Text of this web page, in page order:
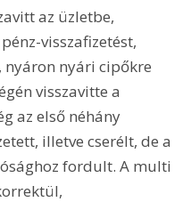
az üzletbe,
visszafizetést,
nyáron nyári cipőkre
visszavitte a
az első néhány
illetve cserélt, de a
fordult. A multi